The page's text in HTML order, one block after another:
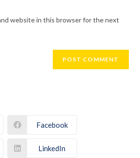
website in this browser for the next
Facebook
LinkedIn